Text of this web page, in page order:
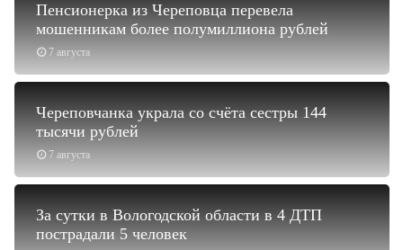
7 августа
Пенсионерка из Череповца перевела
мошенникам более полумиллиона рублей
7 августа
Череповчанка украла со счёта сестры 144
тысячи рублей
За сутки в Вологодской области в 4 ДТП
пострадали 5 человек